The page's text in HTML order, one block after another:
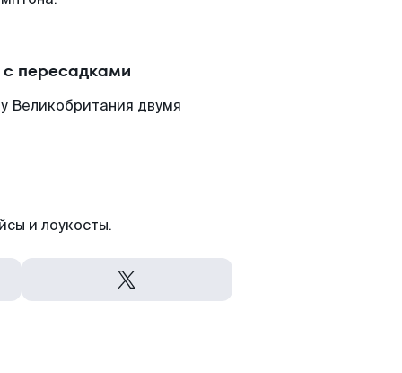
пересадками
Великобритания двумя
и лоукосты.